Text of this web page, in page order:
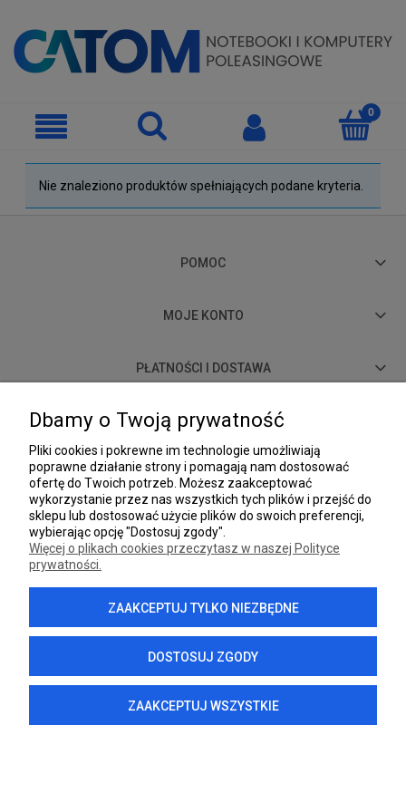
Nie znaleziono produktów spełniających podane kryteria.
POMOC
MOJE KONTO
PŁATNOŚCI I DOSTAWA
INFORMACJE
DANE FIRMY
Sklep internetowy Shoper.pl
Dbamy o Twoją prywatność
Pliki cookies i pokrewne im technologie umożliwiają
poprawne działanie strony i pomagają nam dostosować
ofertę do Twoich potrzeb. Możesz zaakceptować
wykorzystanie przez nas wszystkich tych plików i przejść do
sklepu lub dostosować użycie plików do swoich preferencji,
wybierając opcję "Dostosuj zgody".
Więcej o plikach cookies przeczytasz w naszej Polityce
prywatności.
ZAAKCEPTUJ TYLKO NIEZBĘDNE
DOSTOSUJ ZGODY
ZAAKCEPTUJ WSZYSTKIE